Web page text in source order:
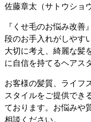
佐藤章太（サトウショ
『くせ毛のお悩み改
段のお手入れがしやす
大切に考え、綺麗な髪
に自信を持てるヘアス
お客様の髪質、ライフ
スタイルをご提供でき
ております。お悩みや
相談ください。